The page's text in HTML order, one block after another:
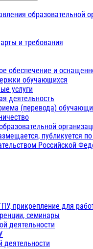
образовательной
и требования
обеспечение и
обучающихся
услуги
деятельность
(перевода)
публикуется
Российской
прикрепление для
семинары
деятельности
деятельности